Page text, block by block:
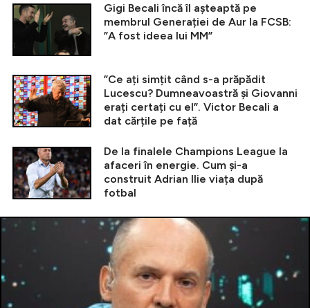
Gigi Becali încă îl așteaptă pe
membrul Generației de Aur la FCSB:
”A fost ideea lui MM”
”Ce ați simțit când s-a prăpădit
Lucescu? Dumneavoastră și Giovanni
erați certați cu el”. Victor Becali a
dat cărțile pe față
De la finalele Champions League la
afaceri în energie. Cum și-a
construit Adrian Ilie viața după
fotbal